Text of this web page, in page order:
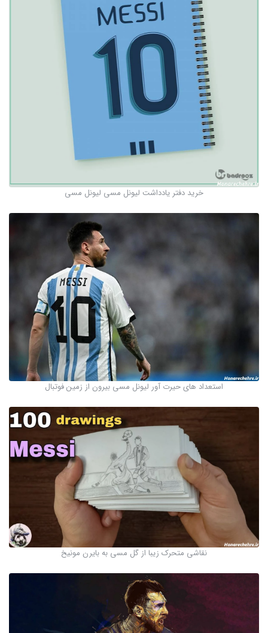
خرید دفتر یادداشت لیونل مسی لیونل مسی
استعداد های حیرت آور لیونل مسی بیرون از زمین فوتبال
نقاشی متحرک زیبا از گل مسی به بایرن مونیخ